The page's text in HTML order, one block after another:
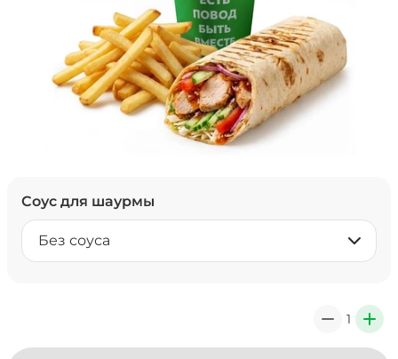
Соус для шаурмы
Без соуса
1 +